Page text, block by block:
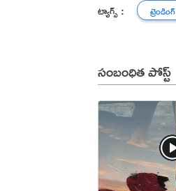
ట్యాగ్స్ : ట్రెండింగ్
సంబంధిత పోస్ట్